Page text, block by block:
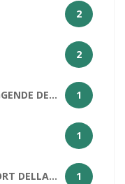
2
2
CATEGORIA DEL SITO WEB: "LEGGENDE DELLA PALLACANESTRO: LEBRON JAMES 1
1
CATEGORIA DEL SITO WEB: "SPORT DELLA CALIFORNIA 1